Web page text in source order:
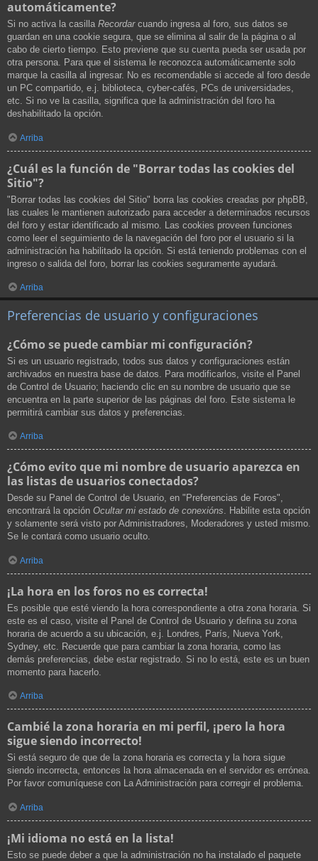
automáticamente?
Si no activa la casilla Recordarcuando ingresa al foro, sus datos se
guardan en una cookie segura, que se elimina al salir de la página o al
cabo de cierto tiempo. Esto previene que su cuenta pueda ser usada por
otra persona. Para que el sistema le reconozca automáticamente solo
marque la casilla al ingresar. No es recomendable si accede al foro desde
un PC compartido, e.j. biblioteca, cyber-cafés, PCs de universidades,
etc. Si no ve la casilla, significa que la administración del foro ha
deshabilitado la opción.
Arriba
¿Cuál es la función de "Borrar todas las cookies del
Sitio"?
"Borrar todas las cookies del Sitio" borra las cookies creadas por phpBB,
las cuales le mantienen autorizado para acceder a determinados recursos
del foro y estar identificado al mismo. Las cookies proveen funciones
como leer el seguimiento de la navegación del foro por el usuario si la
administración ha habilitado la opción. Si está teniendo problemas con el
ingreso o salida del foro, borrar las cookies seguramente ayudará.
Arriba
Preferencias de usuario y configuraciones
¿Cómo se puede cambiar mi configuración?
Si es un usuario registrado, todos sus datos y configuraciones están
archivados en nuestra base de datos. Para modificarlos, visite el Panel
de Control de Usuario; haciendo clic en su nombre de usuario que se
encuentra en la parte superior de las páginas del foro. Este sistema le
permitirá cambiar sus datos y preferencias.
Arriba
¿Cómo evito que mi nombre de usuario aparezca en
las listas de usuarios conectados?
Desde su Panel de Control de Usuario, en "Preferencias de Foros",
encontrará la opción Ocultar mi estado de conexións. Habilite esta opción
y solamente será visto por Administradores, Moderadores y usted mismo.
Se le contará como usuario oculto.
Arriba
¡La hora en los foros no es correcta!
Es posible que esté viendo la hora correspondiente a otra zona horaria. Si
este es el caso, visite el Panel de Control de Usuario y defina su zona
horaria de acuerdo a su ubicación, e.j. Londres, París, Nueva York,
Sydney, etc. Recuerde que para cambiar la zona horaria, como las
demás preferencias, debe estar registrado. Si no lo está, este es un buen
momento para hacerlo.
Arriba
Cambié la zona horaria en mi perfil, ¡pero la hora
sigue siendo incorrecto!
Si está seguro de que de la zona horaria es correcta y la hora sigue
siendo incorrecta, entonces la hora almacenada en el servidor es errónea.
Por favor comuníquese con La Administración para corregir el problema.
Arriba
¡Mi idioma no está en la lista!
Esto se puede deber a que la administración no ha instalado el paquete